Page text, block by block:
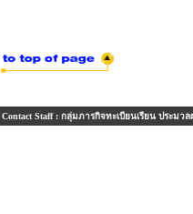
Contact Staff : กลุ่มภารกิจทะเบียนเรียน ประมวล